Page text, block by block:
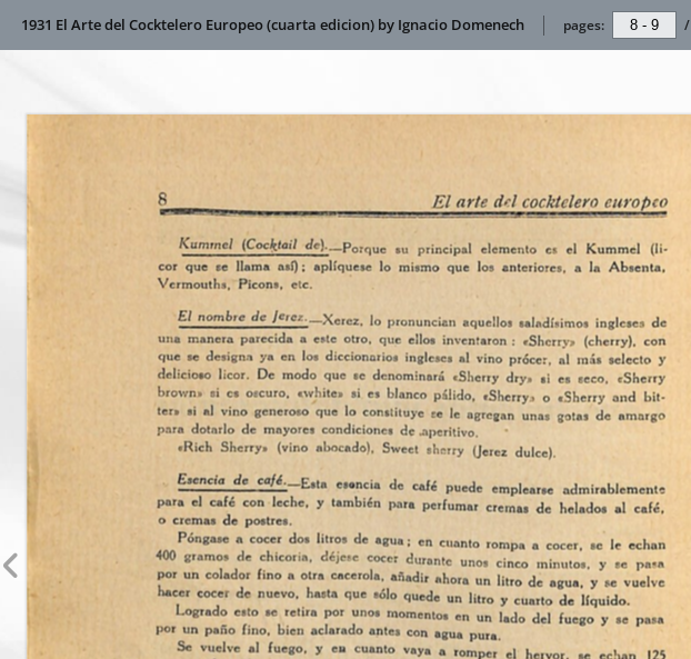
1931 El Arte del Cocktelero Europeo (cuarta edicion) by Ignacio Domenech pages: /